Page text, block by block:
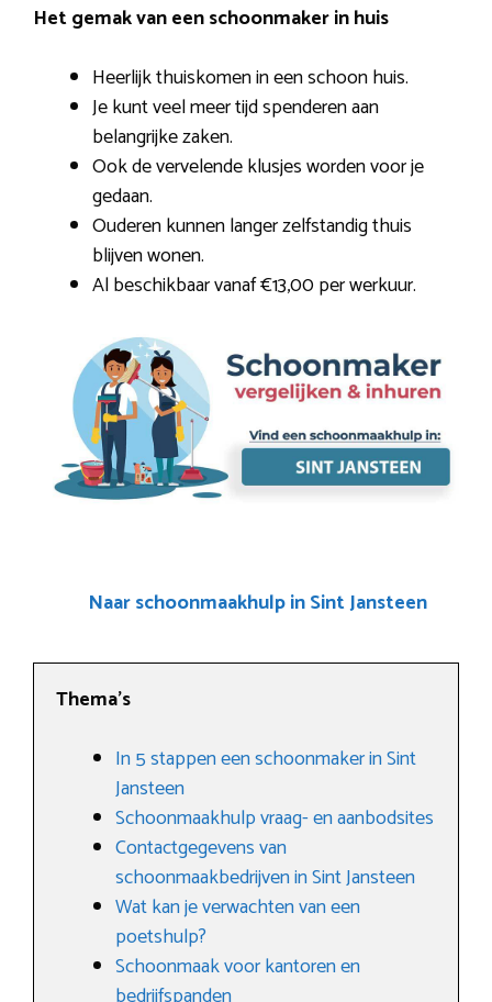
Het gemak van een schoonmaker in huis
Heerlijk thuiskomen in een schoon huis.
Je kunt veel meer tijd spenderen aan
belangrijke zaken.
Ook de vervelende klusjes worden voor je
gedaan.
Ouderen kunnen langer zelfstandig thuis
blijven wonen.
Al beschikbaar vanaf €13,00 per werkuur.
Naar schoonmaakhulp in Sint Jansteen
Thema’s
In 5 stappen een schoonmaker in Sint
Jansteen
Schoonmaakhulp vraag- en aanbodsites
Contactgegevens van
schoonmaakbedrijven in Sint Jansteen
Wat kan je verwachten van een
poetshulp?
Schoonmaak voor kantoren en